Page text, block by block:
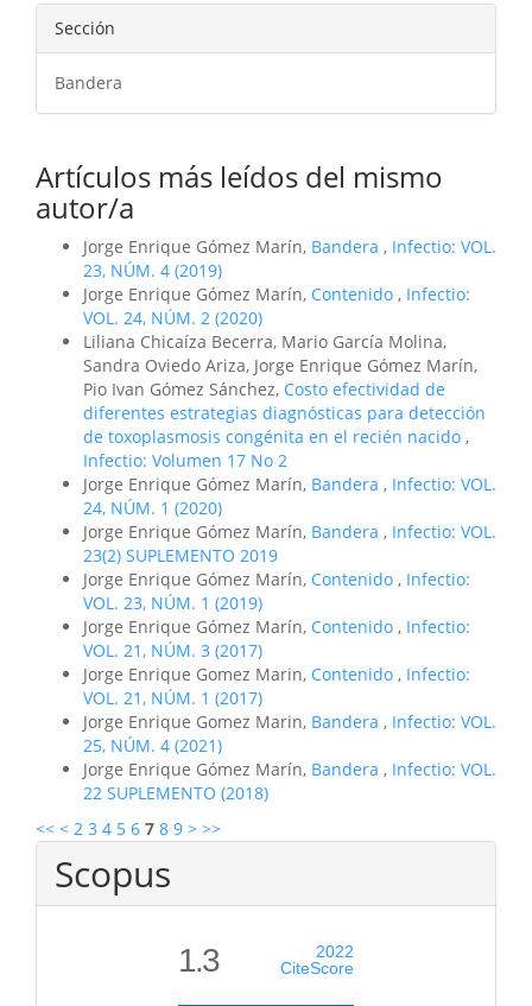
Sección
Bandera
Artículos más leídos del mismo
autor/a
Jorge Enrique Gómez Marín, Bandera , Infectio: VOL.
23, NÚM. 4 (2019)
Jorge Enrique Gómez Marín, Contenido , Infectio:
VOL. 24, NÚM. 2 (2020)
Liliana Chicaíza Becerra, Mario García Molina,
Sandra Oviedo Ariza, Jorge Enrique Gómez Marín,
Pio Ivan Gómez Sánchez, Costo efectividad de
diferentes estrategias diagnósticas para detección
de toxoplasmosis congénita en el recién nacido ,
Infectio: Volumen 17 No 2
Jorge Enrique Gómez Marín, Bandera , Infectio: VOL.
24, NÚM. 1 (2020)
Jorge Enrique Gómez Marín, Bandera , Infectio: VOL.
23(2) SUPLEMENTO 2019
Jorge Enrique Gómez Marín, Contenido , Infectio:
VOL. 23, NÚM. 1 (2019)
Jorge Enrique Gómez Marín, Contenido , Infectio:
VOL. 21, NÚM. 3 (2017)
Jorge Enrique Gomez Marin, Contenido , Infectio:
VOL. 21, NÚM. 1 (2017)
Jorge Enrique Gomez Marin, Bandera , Infectio: VOL.
25, NÚM. 4 (2021)
Jorge Enrique Gómez Marín, Bandera , Infectio: VOL.
22 SUPLEMENTO (2018)
<< < 2 3 4 5 6 7 8 9 > >>
Scopus
1.3
2022
CiteScore